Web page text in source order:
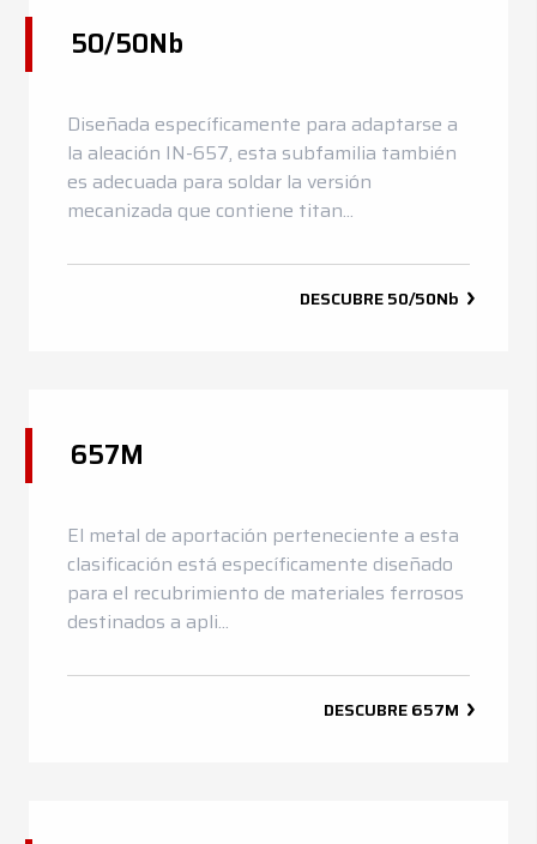
50/50Nb
Diseñada específicamente para adaptarse a
la aleación IN-657, esta subfamilia también
es adecuada para soldar la versión
mecanizada que contiene titan...
DESCUBRE50/50Nb
657M
El metal de aportación perteneciente a esta
clasificación está específicamente diseñado
para el recubrimiento de materiales ferrosos
destinados a apli...
DESCUBRE657M